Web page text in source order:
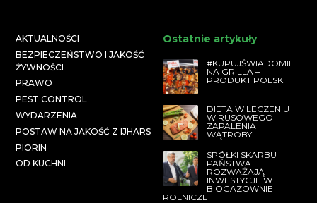
AKTUALNOŚCI
BEZPIECZEŃSTWO I JAKOŚĆ
ŻYWNOŚCI
PRAWO
PEST CONTROL
WYDARZENIA
POSTAW NA JAKOŚĆ Z IJHARS
PIORIN
OD KUCHNI
Ostatnie artykuły
#KUPUJŚWIADOMIE
NA GRILLA –
PRODUKT POLSKI
DIETA W LECZENIU
WIRUSOWEGO
ZAPALENIA
WĄTROBY
SPÓŁKI SKARBU
PAŃSTWA
ROZWAŻAJĄ
INWESTYCJE W
BIOGAZOWNIE
ROLNICZE